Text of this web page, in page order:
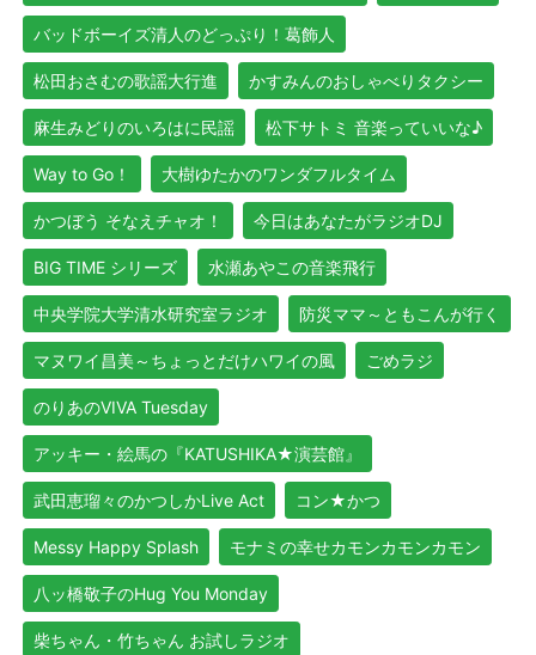
バッドボーイズ清人のどっぷり！葛飾人
松田おさむの歌謡大行進 かすみんのおしゃべりタクシー
麻生みどりのいろはに民謡 松下サトミ 音楽っていいな♪
Way to Go！ 大樹ゆたかのワンダフルタイム
かつぼう そなえチャオ！ 今日はあなたがラジオDJ
BIG TIME シリーズ 水瀬あやこの音楽飛行
中央学院大学清水研究室ラジオ 防災ママ～ともこんが行く
マヌワイ昌美～ちょっとだけハワイの風 ごめラジ
のりあのVIVA Tuesday
アッキー・絵馬の『KATUSHIKA★演芸館』
武田恵瑠々のかつしかLive Act コン★かつ
Messy Happy Splash モナミの幸せカモンカモンカモン
八ッ橋敬子のHug You Monday
柴ちゃん・竹ちゃん お試しラジオ